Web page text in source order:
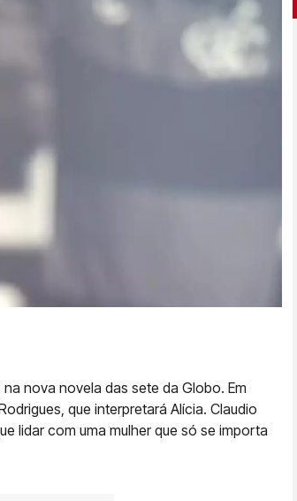
nova novela das sete da Globo. Em
que interpretará Alícia. Claudio
lidar com uma mulher que só se importa